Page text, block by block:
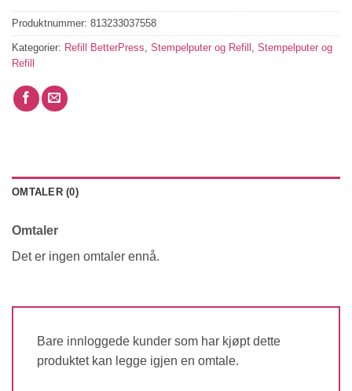
Produktnummer: 813233037558
Kategorier: Refill BetterPress Stempelputer og Refill
Stempelputer og
Refill
OMTALER (0)
Omtaler
Det er ingen omtaler ennå.
Bare innloggede kunder som har kjøpt dette
produktet kan legge igjen en omtale.